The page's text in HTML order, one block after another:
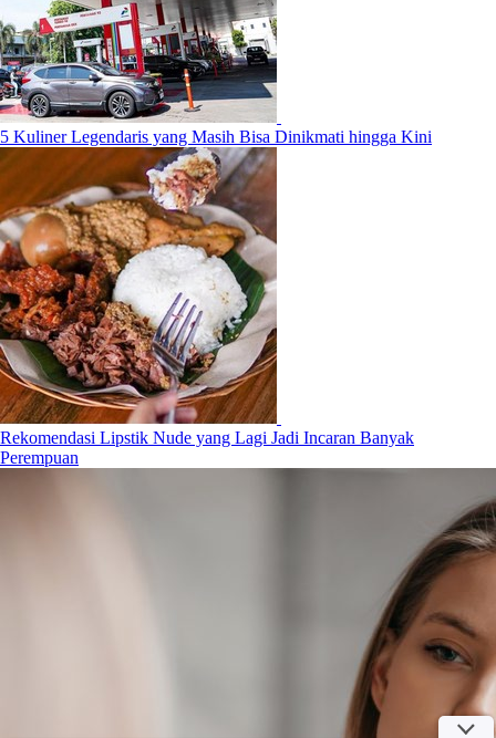
5 Kuliner Legendaris yang Masih Bisa Dinikmati hingga Kini
Rekomendasi Lipstik Nude yang Lagi Jadi Incaran Banyak
Perempuan